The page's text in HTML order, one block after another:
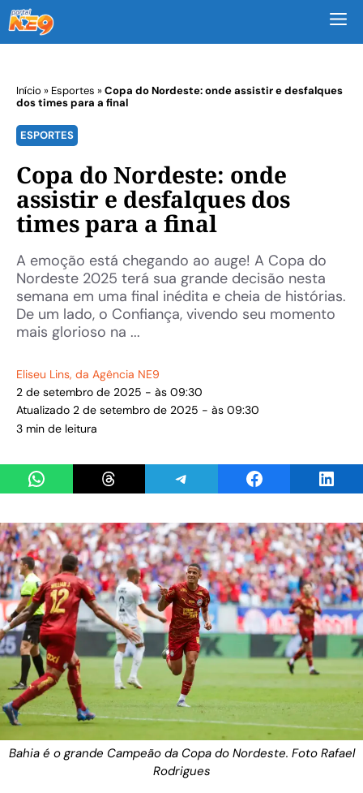
Início » Esportes »Copa do Nordeste: onde assistir e desfalques
dos times para a final
ESPORTES
Copa do Nordeste: onde
assistir e desfalques dos
times para a final
A emoção está chegando ao auge! A Copa do
Nordeste 2025 terá sua grande decisão nesta
semana em uma final inédita e cheia de histórias.
De um lado, o Confiança, vivendo seu momento
mais glorioso na ...
Eliseu Lins, da Agência NE9
2 de setembro de 2025 - às 09:30
Atualizado 2 de setembro de 2025 - às 09:30
3 min de leitura
Share on WhatsAppShare on ThreadsShare on TelegramShare on Facebook
Bahia é o grande Campeão da Copa do Nordeste. Foto Rafael
Rodrigues